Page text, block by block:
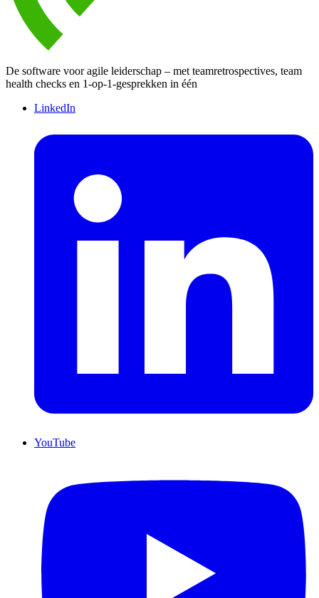
De software voor agile leiderschap – met teamretrospectives, team
health checks en 1-op-1-gesprekken in één
LinkedIn
YouTube